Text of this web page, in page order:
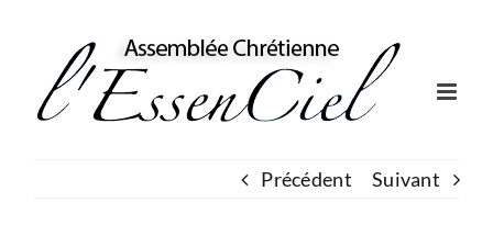
content
Précédent Suivant